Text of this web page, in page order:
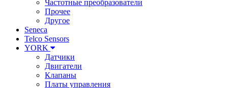
Частотные преобразователи
Прочее
Другое
Seneca
Telco Sensors
YORK
Датчики
Двигатели
Клапаны
Платы управления